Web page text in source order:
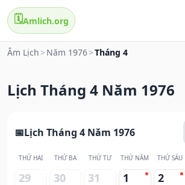
🗓️Amlich.org
Âm Lịch > Năm 1976>Tháng 4
Lịch Tháng 4 Năm 1976
Lịch Tháng 4 Năm 1976
THỨ HAI THỨ BA THỨ TƯ THỨ NĂM THỨ SÁU
29 30 31 1 2